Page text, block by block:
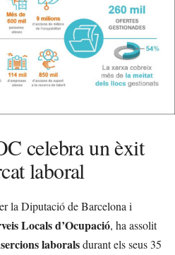
celebra un èxit
laboral
la Diputació de Barcelona i
Locals d’Ocupació, ha assolit
laboralsdurant els seus 35